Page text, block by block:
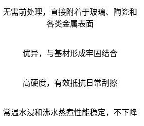
无需前处理，直接附着于玻璃、陶瓷和
各类金属表面
优异，与基材形成牢固结合
高硬度，有效抵抗日常刮擦
常温水浸和沸水蒸煮性能稳定，不下降